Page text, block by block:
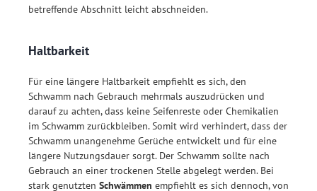
betreffende Abschnitt leicht abschneiden.
Haltbarkeit
Für eine längere Haltbarkeit empfiehlt es sich, den
Schwamm nach Gebrauch mehrmals auszudrücken und
darauf zu achten, dass keine Seifenreste oder Chemikalien
im Schwamm zurückbleiben. Somit wird verhindert, dass der
Schwamm unangenehme Gerüche entwickelt und für eine
längere Nutzungsdauer sorgt. Der Schwamm sollte nach
Gebrauch an einer trockenen Stelle abgelegt werden. Bei
stark genutzten Schwämmen empfiehlt es sich dennoch, von